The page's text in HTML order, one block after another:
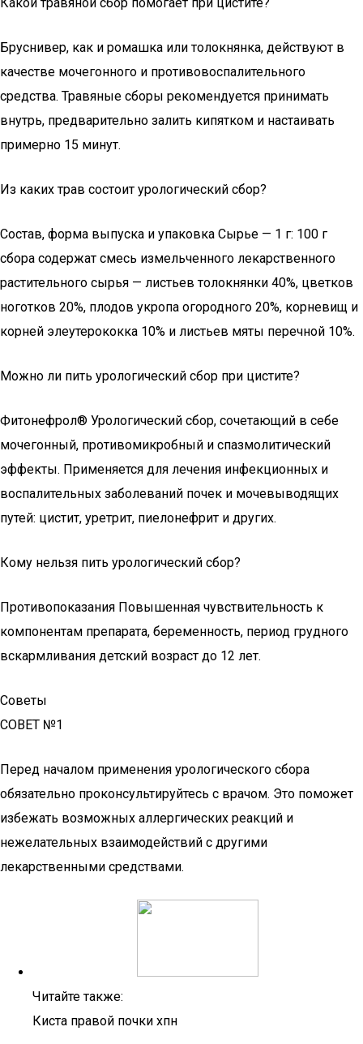
Бруснивер, как и ромашка или толокнянка, действуют в
качестве мочегонного и противовоспалительного
средства. Травяные сборы рекомендуется принимать
внутрь, предварительно залить кипятком и настаивать
примерно 15 минут.
Из каких трав состоит урологический сбор?
Состав, форма выпуска и упаковка Сырье — 1 г: 100 г
сбора содержат смесь измельченного лекарственного
растительного сырья — листьев толокнянки 40%, цветков
ноготков 20%, плодов укропа огородного 20%, корневищ и
корней элеутерококка 10% и листьев мяты перечной 10%.
Можно ли пить урологический сбор при цистите?
Фитонефрол® Урологический сбор, сочетающий в себе
мочегонный, противомикробный и спазмолитический
эффекты. Применяется для лечения инфекционных и
воспалительных заболеваний почек и мочевыводящих
путей: цистит, уретрит, пиелонефрит и других.
Кому нельзя пить урологический сбор?
Противопоказания Повышенная чувствительность к
компонентам препарата, беременность, период грудного
вскармливания детский возраст до 12 лет.
Советы
СОВЕТ №1
Перед началом применения урологического сбора
обязательно проконсультируйтесь с врачом. Это поможет
избежать возможных аллергических реакций и
нежелательных взаимодействий с другими
лекарственными средствами.
Читайте также:
Киста правой почки хпн